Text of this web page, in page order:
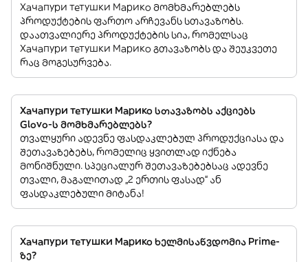
Хачапури тетушки Марико მომხმარებლებს
პროდუქტების ფართო არჩევანს სთავაზობს.
დაათვალიერე პროდუქტების სია, რომელსაც
Хачапури тетушки Марико გთავაზობს და შეუკვეთე
რაც მოგესურვება.
Хачапури тетушки Марико სთავაზობს აქციებს
Glovo-ს მომხმარებლებს?
თვალყური ადევნე ფასდაკლებულ პროდუქციასა და
შეთავაზებებს, რომელიც ყვითლად იქნება
მონიშნული. სპეციალურ შეთავაზებებსაც ადევნე
თვალი, მაგალითად „2 ერთის ფასად“ ან
ფასდაკლებული მიტანა!
Хачапури тетушки Марико ხელმისაწვდომია Prime-
ზე?